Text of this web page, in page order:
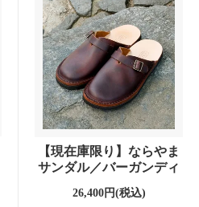
【現在庫限り】ならやま
サンダル／バーガンディ
26,400円(税込)